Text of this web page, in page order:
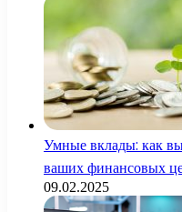
Умные вклады: как
ваших финансовых
09.02.2025